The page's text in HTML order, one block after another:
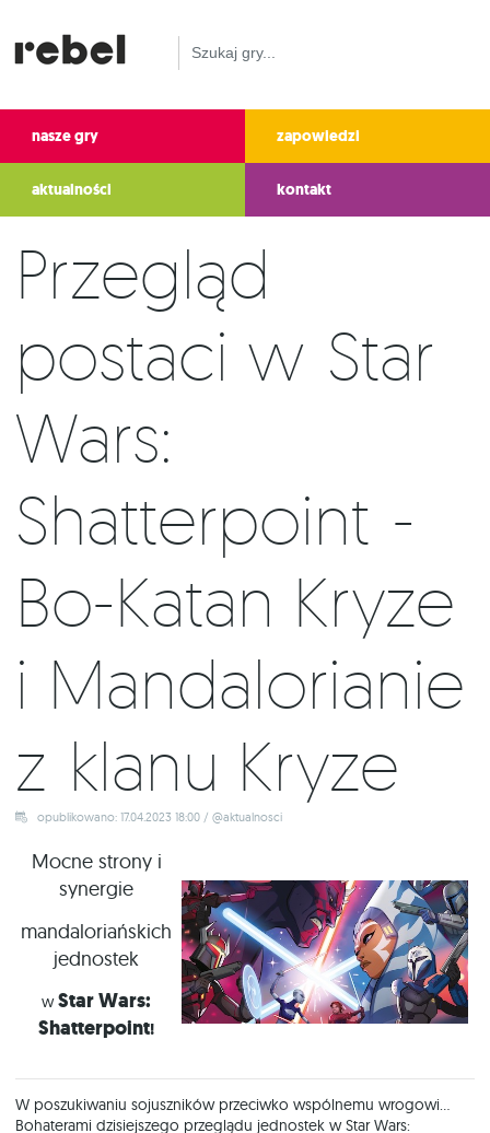
nasze gry zapowiedzi
aktualności kontakt
Przegląd
postaci w Star
Wars:
Shatterpoint -
Bo-Katan Kryze
i Mandalorianie
z klanu Kryze
opublikowano: 17.04.2023 18:00 / @aktualnosci
Mocne strony i
synergie
mandaloriańskich
jednostek
wStarWars:
Shatterpoint!
W poszukiwaniu sojuszników przeciwko wspólnemu wrogowi…
Bohaterami dzisiejszego przeglądu jednostek w Star Wars: